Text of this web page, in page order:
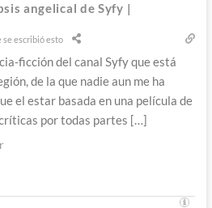
angelical de Syfy |
se escribió esto
ficción del canal Syfy que está
de la que nadie aun me ha
el estar basada en una película de
por todas partes […]